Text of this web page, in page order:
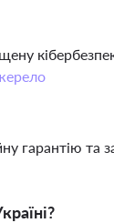
гарантію та